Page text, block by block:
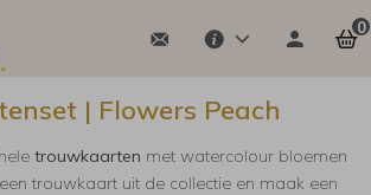
0
| Flowers Peach
trouwkaarten met watercolour bloemen
trouwkaart uit de collectie en maak een